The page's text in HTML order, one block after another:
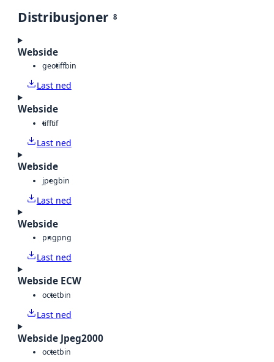
Distribusjoner 8
Webside
geotiffbin
Last ned
Webside
tifftif
Last ned
Webside
jpegbin
Last ned
Webside
pngpng
Last ned
Webside ECW
octetbin
Last ned
Webside Jpeg2000
octetbin